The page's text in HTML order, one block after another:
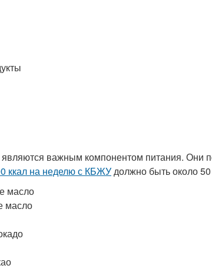
важным компонентом питания. Они
ккал на неделю с КБЖУдолжно быть около
масло
масло